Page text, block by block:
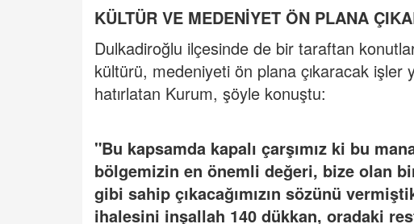
KÜLTÜR VE MEDENİYET ÖN PLANA
Dulkadiroğlu ilçesinde de bir taraftan
kültürü, medeniyeti ön plana çıkaracak işler
hatırlatan Kurum, şöyle konuştu:
"Bu kapsamda kapalı çarşımız ki bu
bölgemizin en önemli değeri, bize olan
gibi sahip çıkacağımızın sözünü
ihalesini inşallah 140 dükkan, oradaki